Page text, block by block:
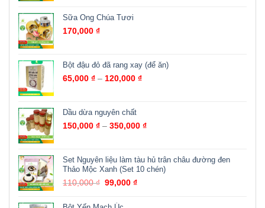
Sữa Ong Chúa Tươi
170,000 ₫
Bột đậu đỏ đã rang xay (để ăn)
65,000 ₫ – 120,000 ₫
Dầu dừa nguyên chất
150,000 ₫ – 350,000 ₫
Set Nguyên liệu làm tàu hủ trân châu đường đen
Thảo Mộc Xanh (Set 10 chén)
110,000₫ 99,000₫